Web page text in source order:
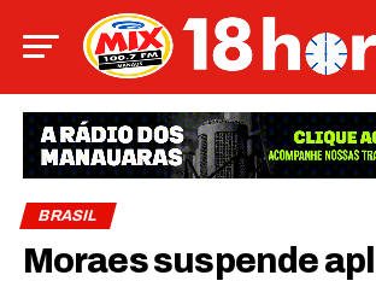
BRASIL
Moraes suspende